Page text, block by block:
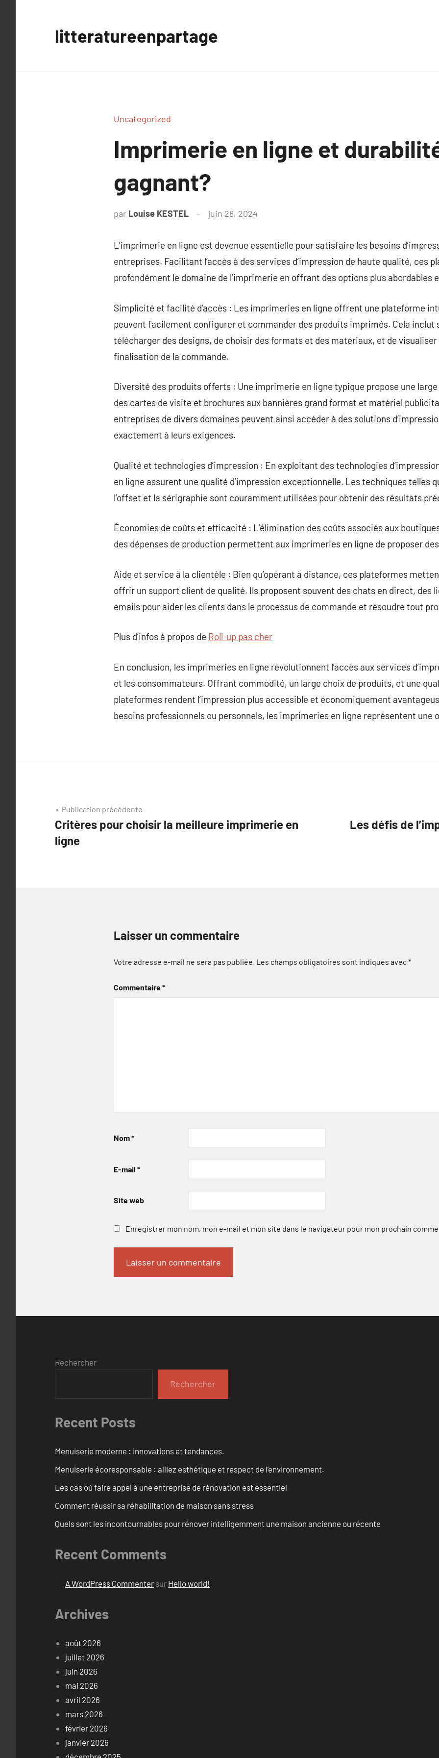
litteratureenpartage
Uncategorized
Imprimerie en ligne et
gagnant?
par Louise KESTEL juin 28, 2024
L’imprimerie en ligne est devenue essentielle pour satisfaire les besoins
entreprises. Facilitant l’accès à des services d’impression de haute qualité, ces
profondément le domaine de l’imprimerie en offrant des options plus abordables
Simplicité et facilité d’accès : Les imprimeries en ligne offrent une plateforme
peuvent facilement configurer et commander des produits imprimés. Cela inclut
télécharger des designs, de choisir des formats et des matériaux, et de
finalisation de la commande.
Diversité des produits offerts : Une imprimerie en ligne typique propose une
des cartes de visite et brochures aux bannières grand format et matériel
entreprises de divers domaines peuvent ainsi accéder à des solutions
exactement à leurs exigences.
Qualité et technologies d’impression : En exploitant des technologies
en ligne assurent une qualité d’impression exceptionnelle. Les techniques telles
l’offset et la sérigraphie sont couramment utilisées pour obtenir des résultats
Économies de coûts et efficacité : L’élimination des coûts associés aux
des dépenses de production permettent aux imprimeries en ligne de proposer
Aide et service à la clientèle : Bien qu’opérant à distance, ces plateformes
offrir un support client de qualité. Ils proposent souvent des chats en direct, des
emails pour aider les clients dans le processus de commande et résoudre tout
Plus d’infos à propos de Roll-up pas cher
En conclusion, les imprimeries en ligne révolutionnent l’accès aux services
et les consommateurs. Offrant commodité, un large choix de produits, et une
plateformes rendent l’impression plus accessible et économiquement
besoins professionnels ou personnels, les imprimeries en ligne représentent
Navigation
de
l’article
Publication précédente
Critères pour choisir la meilleure imprimerie en
ligne
Les défis de
Laisser un commentaire
Votre adresse e-mail ne sera pas publiée. Les champs obligatoires sont indiqués avec*
Commentaire*
Nom*
E-mail *
Site web
Enregistrer mon nom, mon e-mail et mon site dans le navigateur pour mon prochain
Rechercher
Rechercher
Recent Posts
Menuiserie moderne : innovations et tendances.
Menuiserie écoresponsable : alliez esthétique et respect de l’environnement.
Les cas où faire appel à une entreprise de rénovation est essentiel
Comment réussir sa réhabilitation de maison sans stress
Quels sont les incontournables pour rénover intelligemment une maison ancienne ou récente
Recent Comments
A WordPress Commenter sur Hello world!
Archives
août 2026
juillet 2026
juin 2026
mai 2026
avril 2026
mars 2026
février 2026
janvier 2026